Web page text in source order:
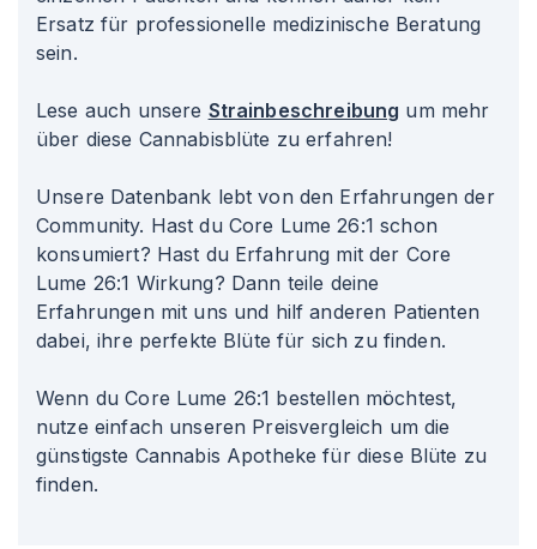
Ersatz für professionelle medizinische Beratung
sein.
Lese auch unsere Strainbeschreibung um mehr
über diese Cannabisblüte zu erfahren!
Unsere Datenbank lebt von den Erfahrungen der
Community. Hast du Core Lume 26:1 schon
konsumiert? Hast du Erfahrung mit der Core
Lume 26:1 Wirkung? Dann teile deine
Erfahrungen mit uns und hilf anderen Patienten
dabei, ihre perfekte Blüte für sich zu finden.
Wenn du Core Lume 26:1 bestellen möchtest,
nutze einfach unseren Preisvergleich um die
günstigste Cannabis Apotheke für diese Blüte zu
finden.